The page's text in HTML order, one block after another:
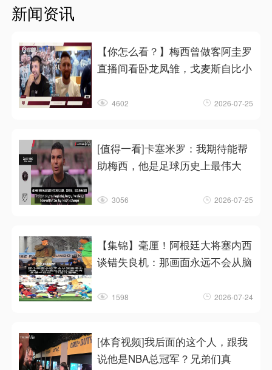
新闻资讯
【你怎么看？】梅西曾做客阿圭罗
直播间看卧龙凤雏，戈麦斯自比小
4602 2026-07-25
[值得一看]卡塞米罗：我期待能帮
助梅西，他是足球历史上最伟大
3056 2026-07-25
【集锦】毫厘！阿根廷大将塞内西
谈错失良机：那画面永远不会从脑
1598 2026-07-24
[体育视频]我后面的这个人，跟我
说他是NBA总冠军？兄弟们真